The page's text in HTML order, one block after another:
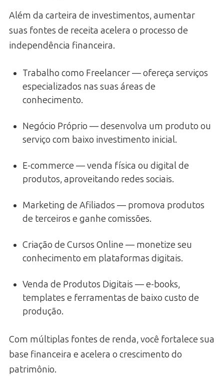
Além da carteira de investimentos, aumentar
suas fontes de receita acelera o processo de
independência financeira.
Trabalho como Freelancer — ofereça serviços
especializados nas suas áreas de
conhecimento.
Negócio Próprio — desenvolva um produto ou
serviço com baixo investimento inicial.
E-commerce — venda física ou digital de
produtos, aproveitando redes sociais.
Marketing de Afiliados — promova produtos
de terceiros e ganhe comissões.
Criação de Cursos Online — monetize seu
conhecimento em plataformas digitais.
Venda de Produtos Digitais — e-books,
templates e ferramentas de baixo custo de
produção.
Com múltiplas fontes de renda, você fortalece sua
base financeira e acelera o crescimento do
patrimônio.